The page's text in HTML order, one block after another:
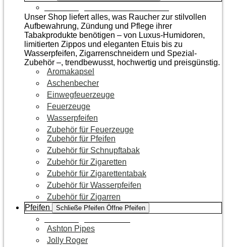
Unser Shop liefert alles, was Raucher zur stilvollen
Aufbewahrung, Zündung und Pflege ihrer
Tabakprodukte benötigen – von Luxus-Humidoren,
limitierten Zippos und eleganten Etuis bis zu
Wasserpfeifen, Zigarrenschneidern und Spezial-
Zubehör –, trendbewusst, hochwertig und preisgünstig.
Aromakapsel
Aschenbecher
Einwegfeuerzeuge
Feuerzeuge
Wasserpfeifen
Zubehör für Feuerzeuge
Zubehör für Pfeifen
Zubehör für Schnupftabak
Zubehör für Zigaretten
Zubehör für Zigarettentabak
Zubehör für Wasserpfeifen
Zubehör für Zigarren
Pfeifen
Schließe Pfeifen Öffne Pfeifen
Ashton Pipes
Jolly Roger